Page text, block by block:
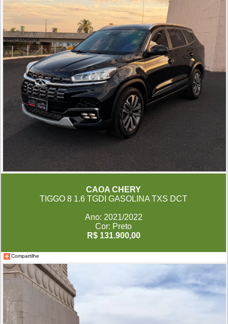
CAOA CHERY
TIGGO 8 1.6 TGDI GASOLINA TXS DCT
Ano: 2021/2022
Cor: Preto
R$ 131.900,00
Compartilhe